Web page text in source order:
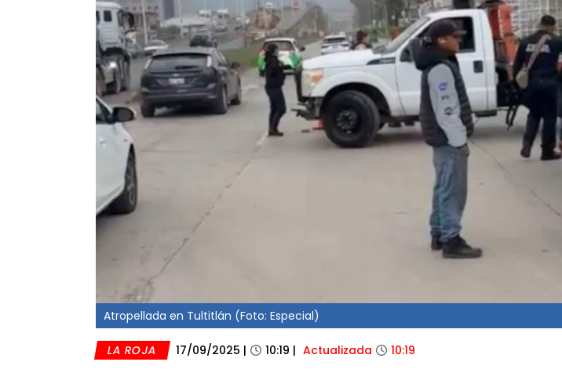
Atropellada en Tultitlán (Foto: Especial)
LA ROJA 17/09/2025 | 10:19 | Actualizada 10:19